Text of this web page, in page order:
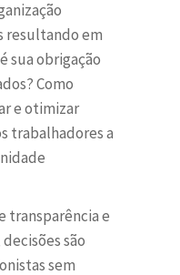
resultando em
sua obrigação
Como
e otimizar
trabalhadores a
transparência e
são
sem